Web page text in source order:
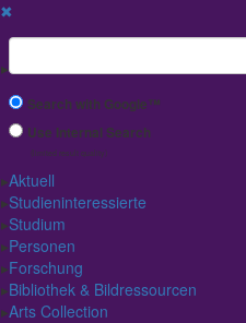
✖
Suchbegriff
Search with Google™
Use Internal Search
(limited result quality)
Aktuell
Studieninteressierte
Studium
Personen
Forschung
Bibliothek & Bildressourcen
Arts Collection